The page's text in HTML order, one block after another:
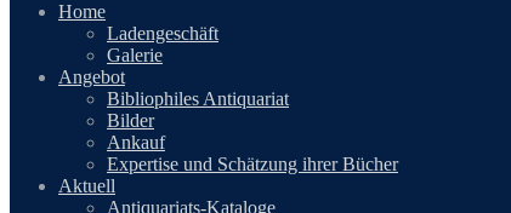
Home
Ladengeschäft
Galerie
Angebot
Bibliophiles Antiquariat
Bilder
Ankauf
Expertise und Schätzung ihrer Bücher
Aktuell
Antiquariats-Kataloge